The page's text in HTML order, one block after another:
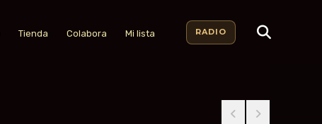
Tienda Colabora Mi lista RADIO